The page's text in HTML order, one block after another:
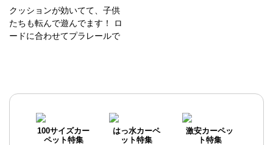
クッションが効いてて、子供
たちも転んで遊んでます！ ロ
ードに合わせてプラレールで
100サイズカー
ペット特集
はっ水カーペ
ット特集
激安カーペッ
ト特集